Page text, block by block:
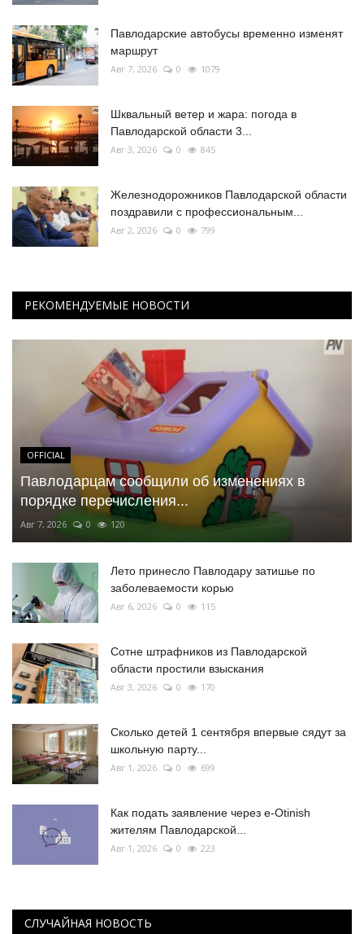
Павлодарские автобусы временно изменят
маршрут
Авг 7, 2026 0 1079
Шквальный ветер и жара: погода в
Павлодарской области 3...
Авг 3, 2026 0 845
Железнодорожников Павлодарской области
поздравили с профессиональным...
Авг 2, 2026 0 799
РЕКОМЕНДУЕМЫЕ НОВОСТИ
OFFICIAL
Павлодарцам сообщили об изменениях в
порядке перечисления...
Авг 7, 2026 0 120
Лето принесло Павлодару затишье по
заболеваемости корью
Авг 6, 2026 0 115
Сотне штрафников из Павлодарской
области простили взыскания
Авг 3, 2026 0 170
Сколько детей 1 сентября впервые сядут за
школьную парту...
Авг 1, 2026 0 699
Как подать заявление через e-Otinish
жителям Павлодарской...
Авг 1, 2026 0 223
СЛУЧАЙНАЯ НОВОСТЬ